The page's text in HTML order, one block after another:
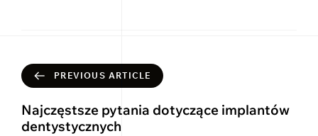
PREVIOUS ARTICLE
Najczęstsze pytania dotyczące implantów
dentystycznych